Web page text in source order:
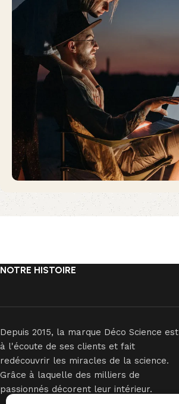
NOTRE HISTOIRE
Depuis 2015, la marque Déco Science est
à l'écoute de ses clients et fait
redécouvrir les miracles de la science.
Grâce à laquelle des milliers de
passionnés décorent leur intérieur.